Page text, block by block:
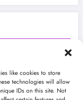
like cookies to store
technologies will allow
IDs on this site. Not
Youtube